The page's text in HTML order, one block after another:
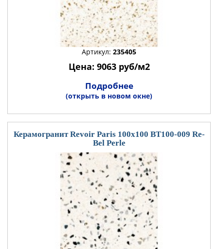
Артикул: 235405
Цена: 9063 руб/м2
Подробнее
(открыть в новом окне)
Керамогранит Revoir Paris 100x100 BT100-009 Re-
Bel Perle